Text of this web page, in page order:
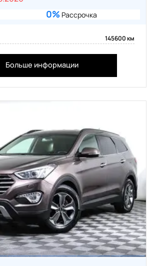
0% Рассрочка
145600 км
Больше информации